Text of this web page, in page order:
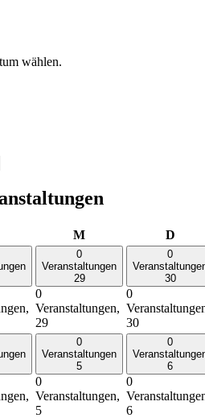
wählen.
MMittwoch D
0
Veranstaltungen
29
0
Veranstaltungen,
29
0
30
0
30
0
Veranstaltungen
5
0
Veranstaltungen,
5
0
6
0
6